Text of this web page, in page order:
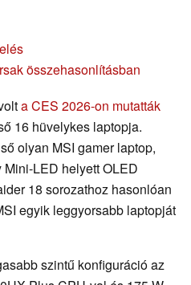
összehasonlításban
a CES 2026-on mutatták
16 hüvelykes laptopja.
olyan MSI gamer laptop,
LED helyett OLED
18 sorozathoz hasonlóan
egyik leggyorsabb laptopját
szintű konfiguráció az